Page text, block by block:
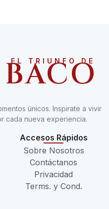
EL TRIUNFO DE
BACO
únicos. Inspirate a vivir
cada nueva experiencia.
Accesos Rápidos
Sobre Nosotros
Contáctanos
Privacidad
Terms. y Cond.